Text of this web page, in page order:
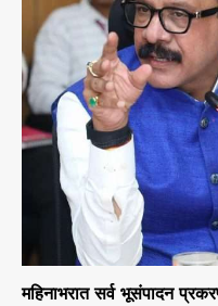
महिनाभरात सर्व भूसंपादन